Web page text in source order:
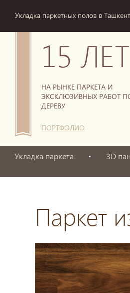
Укладка паркетных полов в
15 ЛЕТ
НА РЫНКЕ ПАРКЕТА И
ЭКСКЛЮЗИВНЫХ РАБОТ
ДЕРЕВУ
ПОРТФОЛИО
Укладка паркета 3D
Паркет